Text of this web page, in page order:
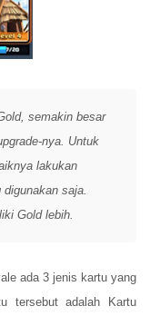
semakin besar
nya. Untuk
lakukan
saja.
Gold lebih.
ada 3 jenis kartu yang
tersebut adalah Kartu